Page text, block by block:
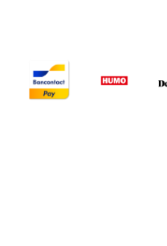
Image
Image